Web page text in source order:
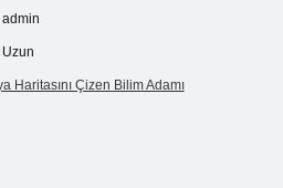
admin
Uzun
Haritasını Çizen Bilim Adamı